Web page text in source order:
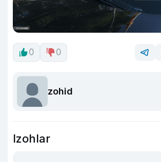
0 0
zohid
Izohlar